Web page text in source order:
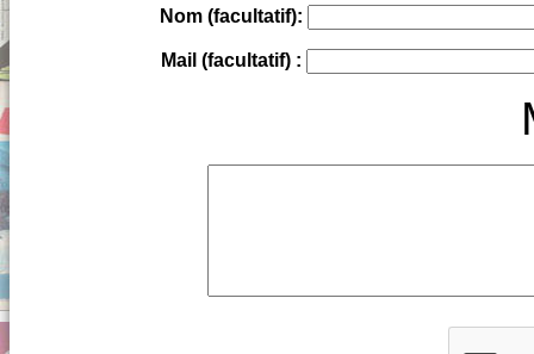
Nom (facultatif):
Mail (facultatif) :